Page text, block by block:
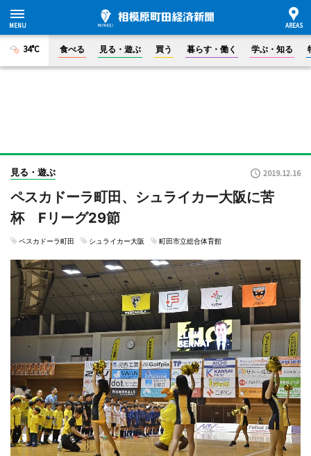
34°C 食べる 見る・遊ぶ 買う 暮らす・働く 学ぶ・知る
見る・遊ぶ 2019.12.16
ペスカドーラ町田、シュライカー大阪に苦
杯 Fリーグ29節
ペスカドーラ町田 シュライカー大阪 町田市立総合体育館